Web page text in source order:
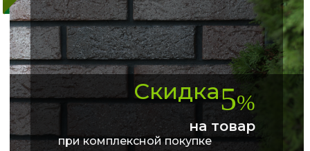
Скидка5%
на товар
при комплексной покупке